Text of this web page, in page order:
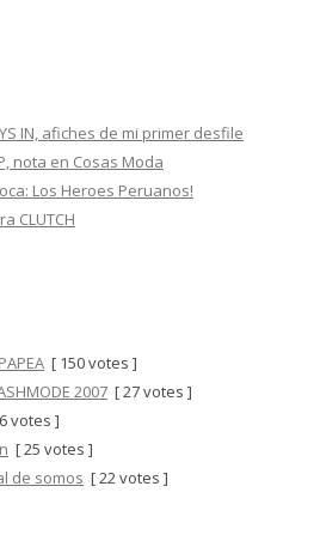
IN, afiches de mi primer desfile
nota en Cosas Moda
Los Heroes Peruanos!
CLUTCH
[ 150 votes ]
2007 [ 27 votes ]
votes ]
[ 25 votes ]
de somos [ 22 votes ]